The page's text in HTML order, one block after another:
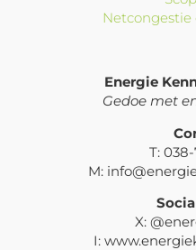
Energie
Gedoe met
T:
M:
X:
I: